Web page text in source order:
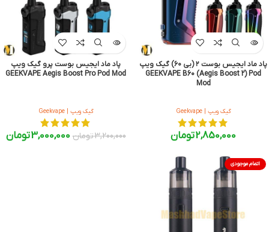
پاد ماد ایجیس بوست ۲ (بی ۶۰) گیک ویپ
GEEKVAPE B60 (Aegis Boost 2) Pod
Mod
گیک ویپ | Geekvape
2,850,000تومان
پاد ماد ایجیس بوست پرو گیک ویپ
GEEKVAPE Aegis Boost Pro Pod Mod
گیک ویپ | Geekvape
3,200,000تومان 3,000,000تومان
اتمام موجودی